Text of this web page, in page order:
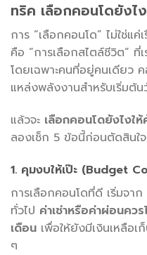
ทริค เลือกคอนโดยังไ
การ “เลือกคอนโด” ไม่ใช่แ
คือ “การเลือกสไตล์ชีวิต” ที่
โดยเฉพาะคนที่อยู่คนเดียว
แหล่งพลังงานสำหรับเริ่มต้น
แล้วจะ เลือกคอนโดยังไงใ
ลองเช็ก 5 ข้อนี้ก่อนตัดสินใจ
1. คุมงบให้เป๊ะ (Budget
การเลือกคอนโดที่ดี เริ่มจา
ทั่วไป ค่าเช่าหรือค่าผ่อนคว
เดือน เพื่อให้ยังมีเงินเหลือ
ๆ